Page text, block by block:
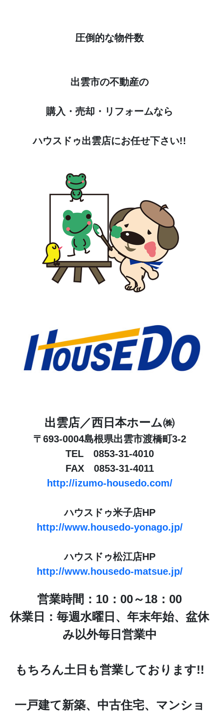
圧倒的な物件数
出雲市の不動産の
購入・売却・リフォームなら
ハウスドゥ出雲店にお任せ下さい!!
出雲店／西日本ホーム㈱
〒693-0004島根県出雲市渡橋町3-2
TEL 0853-31-4010
FAX 0853-31-4011
http://izumo-housedo.com/
ハウスドゥ米子店HP
http://www.housedo-yonago.jp/
ハウスドゥ松江店HP
http://www.housedo-matsue.jp/
営業時間：10：00～18：00
休業日：毎週水曜日、年末年始、盆休
み以外毎日営業中
もちろん土日も営業しております!!
一戸建て新築、中古住宅、マンショ